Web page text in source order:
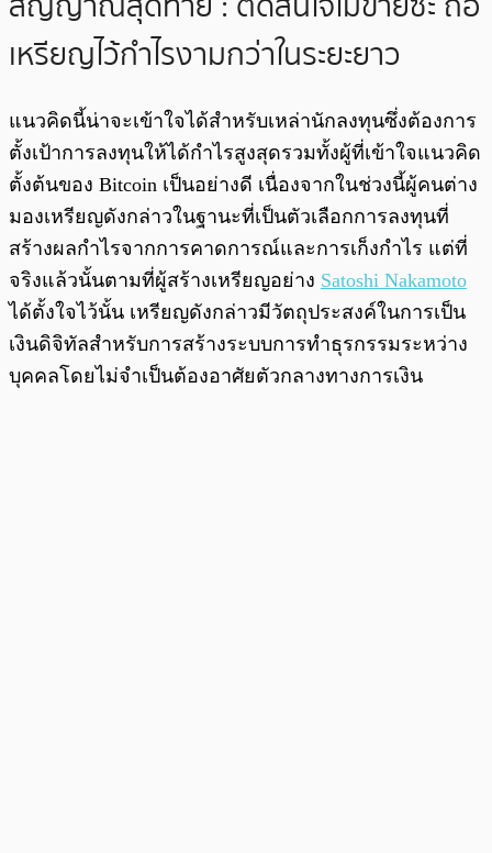
เหรียญไว้กำไรงามกว่าในระยะยาว
แนวคิดนี้น่าจะเข้าใจได้สำหรับเหล่านักลงทุนซึ่งต้องการ
ตั้งเป้าการลงทุนให้ได้กำไรสูงสุดรวมทั้งผู้ที่เข้าใจแนวคิด
ตั้งต้นของ Bitcoin เป็นอย่างดี เนื่องจากในช่วงนี้ผู้คนต่าง
มองเหรียญดังกล่าวในฐานะที่เป็นตัวเลือกการลงทุนที่
สร้างผลกำไรจากการคาดการณ์และการเก็งกำไร แต่ที่
จริงแล้วนั้นตามที่ผู้สร้างเหรียญอย่าง Satoshi Nakamoto
ได้ตั้งใจไว้นั้น เหรียญดังกล่าวมีวัตถุประสงค์ในการเป็น
เงินดิจิทัลสำหรับการสร้างระบบการทำธุรกรรมระหว่าง
บุคคลโดยไม่จำเป็นต้องอาศัยตัวกลางทางการเงิน